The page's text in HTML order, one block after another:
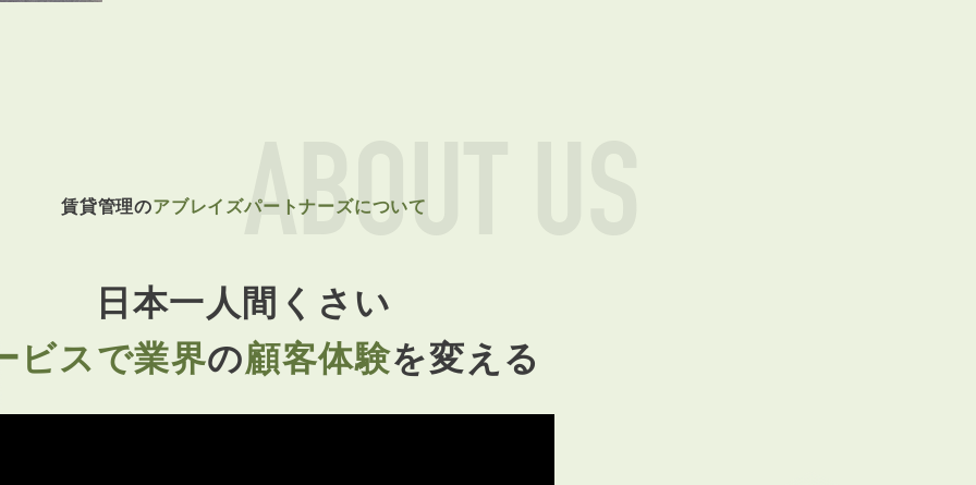
賃貸管理のアブレイズパートナーズについて
ABOUT US
日本一人間くさい
ビスで業界の顧客体験を変える